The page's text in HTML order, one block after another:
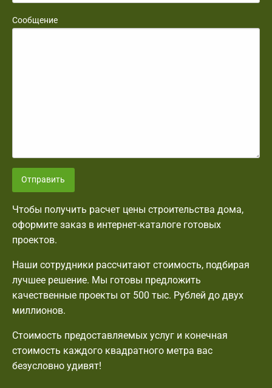
Сообщение
Отправить
Чтобы получить расчет цены строительства дома,
оформите заказ в интернет-каталоге готовых
проектов.
Наши сотрудники рассчитают стоимость, подбирая
лучшее решение. Мы готовы предложить
качественные проекты от 500 тыс. Рублей до двух
миллионов.
Стоимость предоставляемых услуг и конечная
стоимость каждого квадратного метра вас
безусловно удивят!